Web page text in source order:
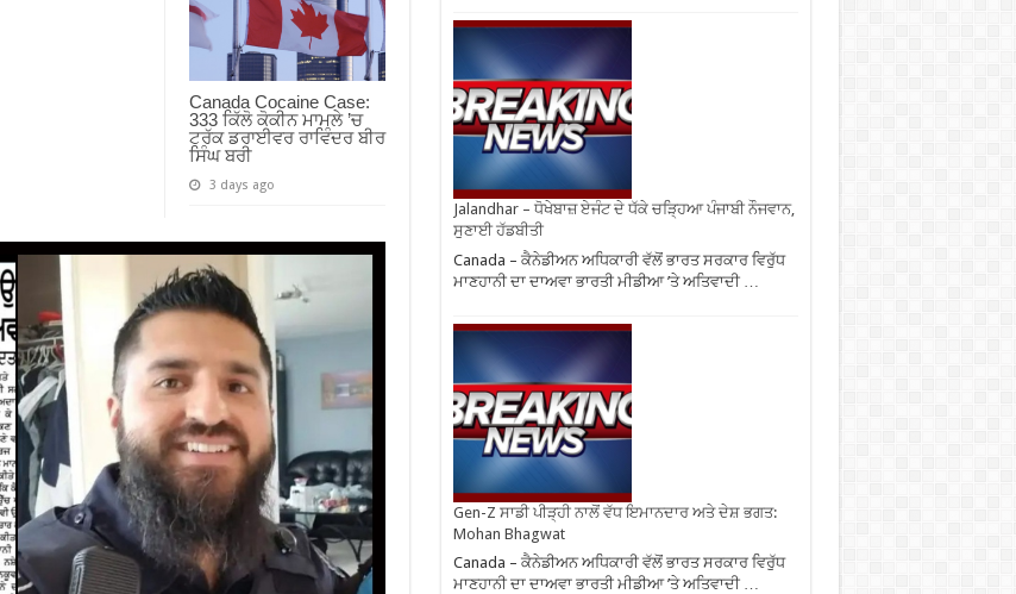
Canada Cocaine Case:
333 ਕਿੱਲੋ ਕੋਕੀਨ ਮਾਮਲੇ ’ਚ
ਟਰੱਕ ਡਰਾਈਵਰ ਰਾਵਿੰਦਰ ਬੀਰ
ਸਿੰਘ ਬਰੀ
3 days ago
Jalandhar – ਧੋਖੇਬਾਜ਼ ਏਜੰਟ ਦੇ ਧੱਕੇ ਚੜ੍ਹਿਆ ਪੰਜਾਬੀ ਨੌਜਵਾਨ,
ਸੁਣਾਈ ਹੱਡਬੀਤੀ
Canada – ਕੈਨੇਡੀਅਨ ਅਧਿਕਾਰੀ ਵੱਲੋਂ ਭਾਰਤ ਸਰਕਾਰ ਵਿਰੁੱਧ
ਮਾਣਹਾਨੀ ਦਾ ਦਾਅਵਾ ਭਾਰਤੀ ਮੀਡੀਆ ’ਤੇ ਅਤਿਵਾਦੀ …
Gen-Z ਸਾਡੀ ਪੀੜ੍ਹੀ ਨਾਲੋਂ ਵੱਧ ਇਮਾਨਦਾਰ ਅਤੇ ਦੇਸ਼ ਭਗਤ:
Mohan Bhagwat
Canada – ਕੈਨੇਡੀਅਨ ਅਧਿਕਾਰੀ ਵੱਲੋਂ ਭਾਰਤ ਸਰਕਾਰ ਵਿਰੁੱਧ
ਮਾਣਹਾਨੀ ਦਾ ਦਾਅਵਾ ਭਾਰਤੀ ਮੀਡੀਆ ’ਤੇ ਅਤਿਵਾਦੀ …